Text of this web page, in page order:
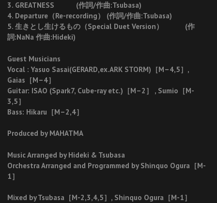
3. GREATNESS (作詞/作曲:Tsubasa)
4. Departure（Re-recording） (作詞/作曲:Tsubasa)
5. 生きとし生けるもの（Special Duet Version） (作
詞:NaNa 作曲:Hideki)
Guest Musicians
Vocal : Yasuo Sasai(GERARD,ex.ARK STORM)［M–4,5］,
Gaias［M–4］
Guitar: ISAO (Spark7, Cube-ray etc.)［M–2］ , Sumio［M-
3,5］
Bass: Hikaru［M–2,4］
Produced by MAHATMA
Music Arranged by Hideki & Tsubasa
Orchestra Arranged and Programmed by Shinquo Ogura［M-
1］
Mixed by Tsubasa［M-2,3,4,5］, Shinquo Ogura［M-1］